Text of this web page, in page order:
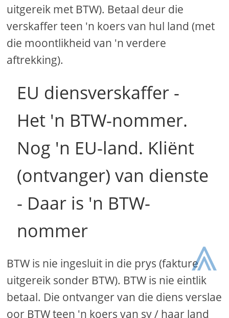
uitgereik met BTW). Betaal deur die
verskaffer teen 'n koers van hul land (met
die moontlikheid van 'n verdere
aftrekking).
EU diensverskaffer -
Het 'n BTW-nommer.
Nog 'n EU-land. Kliënt
(ontvanger) van dienste
- Daar is 'n BTW-
nommer
BTW is nie ingesluit in die prys (fakture
uitgereik sonder BTW). BTW is nie eintlik
betaal. Die ontvanger van die diens verslae
oor BTW teen 'n koers van sy / haar land
⩓